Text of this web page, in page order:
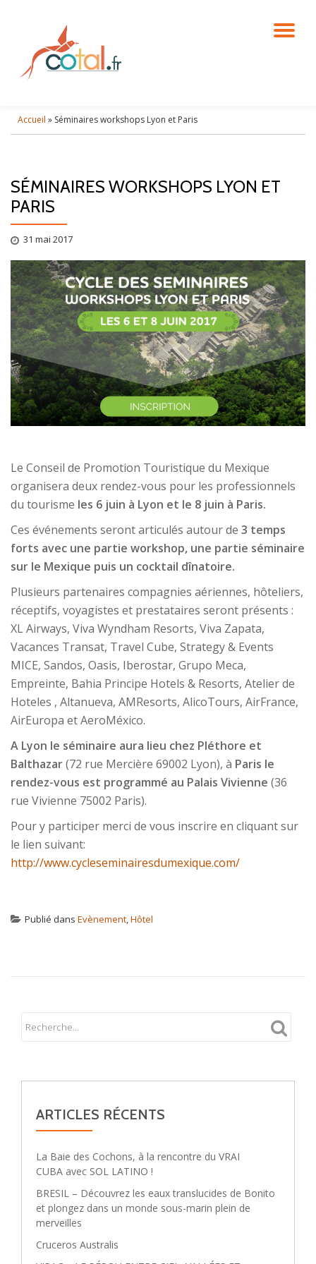
contenu
Accueil » Séminaires workshops Lyon et Paris
SÉMINAIRES WORKSHOPS LYON ET
PARIS
31 mai 2017
Le Conseil de Promotion Touristique du Mexique
organisera deux rendez-vous pour les professionnels
du tourisme les 6 juin à Lyon et le 8 juin à Paris.
Ces événements seront articulés autour de 3 temps
forts avec une partie workshop, une partie séminaire
sur le Mexique puis un cocktail dînatoire.
Plusieurs partenaires compagnies aériennes, hôteliers,
réceptifs, voyagistes et prestataires seront présents :
XL Airways, Viva Wyndham Resorts, Viva Zapata,
Vacances Transat, Travel Cube, Strategy & Events
MICE, Sandos, Oasis, Iberostar, Grupo Meca,
Empreinte, Bahia Principe Hotels & Resorts, Atelier de
Hoteles , Altanueva, AMResorts, AlicoTours, AirFrance,
AirEuropa et AeroMéxico.
A Lyon le séminaire aura lieu chez Pléthore et
Balthazar(72 rue Mercière 69002 Lyon), à Paris le
rendez-vous est programmé au Palais Vivienne (36
rue Vivienne 75002 Paris).
Pour y participer merci de vous inscrire en cliquant sur
le lien suivant:
http://www.cycleseminairesdumexique.com/
Publié dans Evènement Hôtel
ARTICLES RÉCENTS
La Baie des Cochons, à la rencontre du VRAI
CUBA avec SOL LATINO !
BRESIL – Découvrez les eaux translucides de Bonito
et plongez dans un monde sous-marin plein de
merveilles
Cruceros Australis